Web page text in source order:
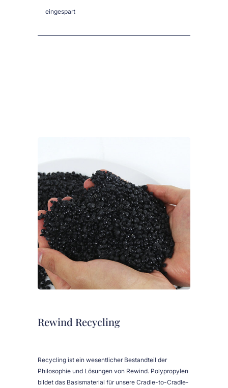
eingespart
Rewind Recycling
Recycling ist ein wesentlicher Bestandteil der
Philosophie und Lösungen von Rewind. Polypropylen
bildet das Basismaterial für unsere Cradle-to-Cradle-